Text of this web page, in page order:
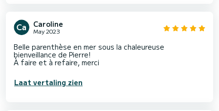
Caroline
May 2023
Belle parenthèse en mer sous la chaleureuse
bienveillance de Pierre!
À faire et à refaire, merci
Laat vertaling zien